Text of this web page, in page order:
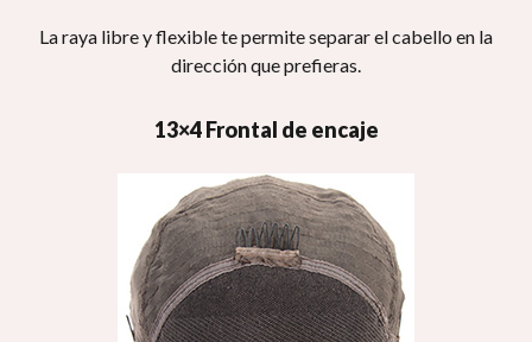
La raya libre y flexible te permite separar el cabello en la
dirección que prefieras.
13×4 Frontal de encaje